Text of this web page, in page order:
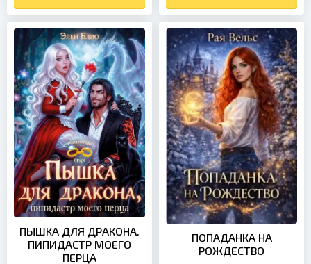
ПЫШКА ДЛЯ ДРАКОНА.
ПИПИДАСТР МОЕГО
ПЕРЦА
ПОПАДАНКА НА
РОЖДЕСТВО